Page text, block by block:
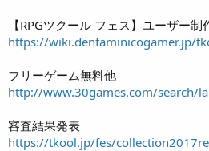
【RPGツクール フェス】ユーザー
https://wiki.denfaminicogamer.jp/
フリーゲーム無料他
http://www.30games.com/search/
審査結果発表
https://tkool.jp/fes/